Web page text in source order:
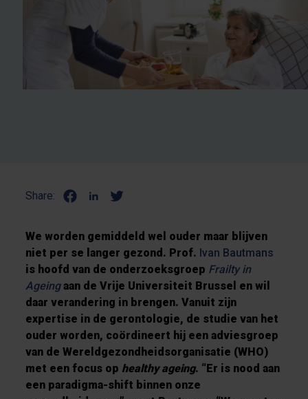
Share:
We worden gemiddeld wel ouder maar blijven
niet per se langer gezond. Prof. Ivan Bautmans
is hoofd van de onderzoeksgroep Frailty in
Ageingaan de Vrije Universiteit Brussel en wil
daar verandering in brengen. Vanuit zijn
expertise in de gerontologie, de studie van het
ouder worden, coördineert hij een adviesgroep
van de Wereldgezondheidsorganisatie (WHO)
met een focus op healthy ageing. “Er is nood aan
een paradigma-shift binnen onze